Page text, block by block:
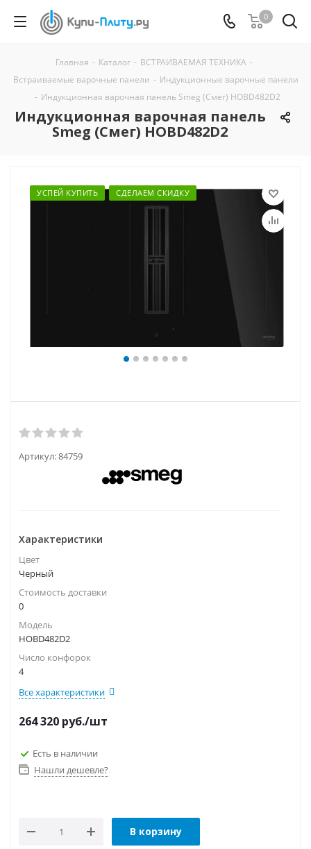
0
Главная - Каталог - ВСТРАИВАЕМАЯ ТЕХНИКА -
Встраиваемые варочные панели - Индукционные варочные панели
- Индукционная варочная панель Smeg (Смег) HOBD482D2
Индукционная варочная панель
Smeg (Смег) HOBD482D2
УСПЕЙ КУПИТЬ СДЕЛАЕМ СКИДКУ
Артикул:84759
Характеристики
Цвет
Черный
Стоимость доставки
0
Модель
HOBD482D2
Число конфорок
4
Все характеристики
264 320 руб./шт
Есть в наличии
Нашли дешевле?
В корзину